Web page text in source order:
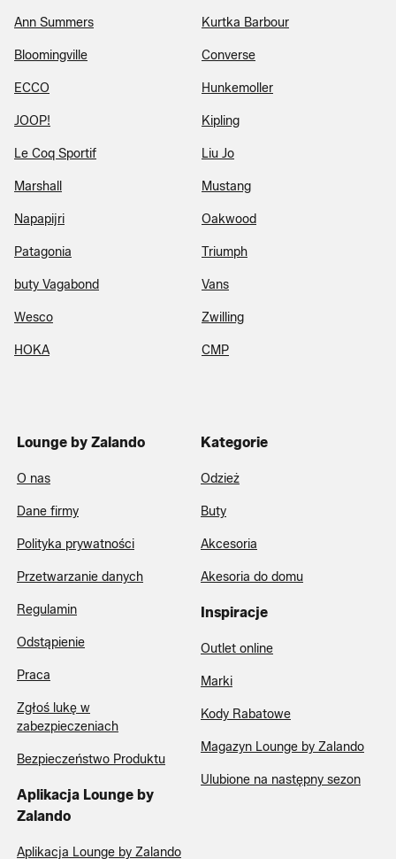
Ann Summers Kurtka Barbour
Bloomingville Converse
ECCO Hunkemoller
JOOP! Kipling
Le Coq Sportif Liu Jo
Marshall Mustang
Napapijri Oakwood
Patagonia Triumph
buty Vagabond Vans
Wesco Zwilling
HOKA CMP
Lounge by Zalando
O nas
Dane firmy
Polityka prywatności
Przetwarzanie danych
Regulamin
Odstąpienie
Praca
Zgłoś lukę w
zabezpieczeniach
Bezpieczeństwo Produktu
Aplikacja Lounge by
Zalando
Aplikacja Lounge by Zalando
Kategorie
Odzież
Buty
Akcesoria
Akesoria do domu
Inspiracje
Outlet online
Marki
Kody Rabatowe
Magazyn Lounge by Zalando
Ulubione na następny sezon